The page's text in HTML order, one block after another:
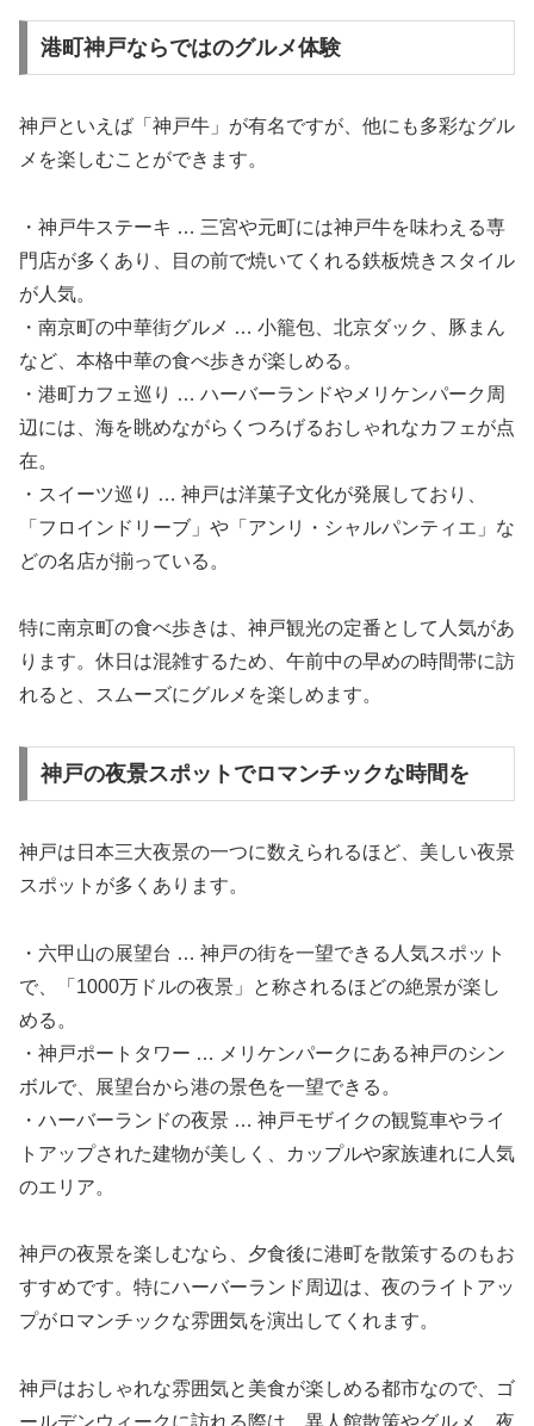
港町神戸ならではのグルメ体験
神戸といえば「神戸牛」が有名ですが、他にも多彩なグル
メを楽しむことができます。
・神戸牛ステーキ … 三宮や元町には神戸牛を味わえる専
門店が多くあり、目の前で焼いてくれる鉄板焼きスタイル
が人気。
・南京町の中華街グルメ … 小籠包、北京ダック、豚まん
など、本格中華の食べ歩きが楽しめる。
・港町カフェ巡り … ハーバーランドやメリケンパーク周
辺には、海を眺めながらくつろげるおしゃれなカフェが点
在。
・スイーツ巡り … 神戸は洋菓子文化が発展しており、
「フロインドリーブ」や「アンリ・シャルパンティエ」な
どの名店が揃っている。
特に南京町の食べ歩きは、神戸観光の定番として人気があ
ります。休日は混雑するため、午前中の早めの時間帯に訪
れると、スムーズにグルメを楽しめます。
神戸の夜景スポットでロマンチックな時間を
神戸は日本三大夜景の一つに数えられるほど、美しい夜景
スポットが多くあります。
・六甲山の展望台 … 神戸の街を一望できる人気スポット
で、「1000万ドルの夜景」と称されるほどの絶景が楽し
める。
・神戸ポートタワー … メリケンパークにある神戸のシン
ボルで、展望台から港の景色を一望できる。
・ハーバーランドの夜景 … 神戸モザイクの観覧車やライ
トアップされた建物が美しく、カップルや家族連れに人気
のエリア。
神戸の夜景を楽しむなら、夕食後に港町を散策するのもお
すすめです。特にハーバーランド周辺は、夜のライトアッ
プがロマンチックな雰囲気を演出してくれます。
神戸はおしゃれな雰囲気と美食が楽しめる都市なので、ゴ